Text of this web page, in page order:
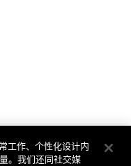
工作、个性化设计内
。我们还同社交媒